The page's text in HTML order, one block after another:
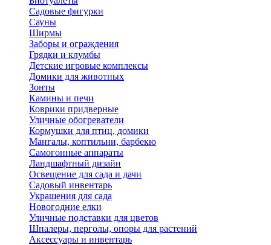
Садовые фигурки
Сауны
Ширмы
Заборы и ограждения
Грядки и клумбы
Детские игровые комплексы
Домики для животных
Зонты
Камины и печи
Коврики придверные
Уличные обогреватели
Кормушки для птиц, домики
Мангалы, коптильни, барбекю
Самогонные аппараты
Ландшафтный дизайн
Освещение для сада и дачи
Садовый инвентарь
Украшения для сада
Новогодние елки
Уличные подставки для цветов
Шпалеры, перголы, опоры для растений
Аксессуары и инвентарь